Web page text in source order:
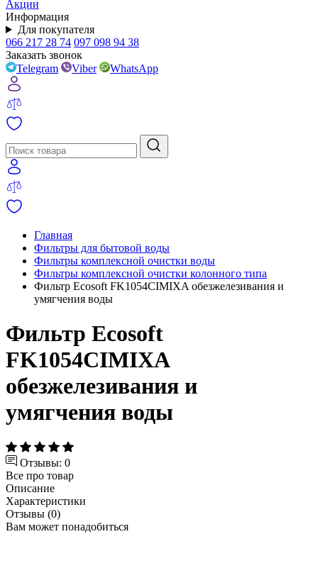
Акции
Информация
Для покупателя
066 217 28 74 097 098 94 38
Заказать звонок
Telegram
Viber WhatsApp
Главная
Фильтры для бытовой воды
Фильтры комплексной очистки воды
Фильтры комплексной очистки колонного типа
Фильтр Ecosoft FK1054CIMIXA обезжелезивания и
умягчения воды
Фильтр Ecosoft
FK1054CIMIXA
обезжелезивания и
умягчения воды
Отзывы: 0
Все про товар
Описание
Характеристики
Отзывы (0)
Вам может понадобиться